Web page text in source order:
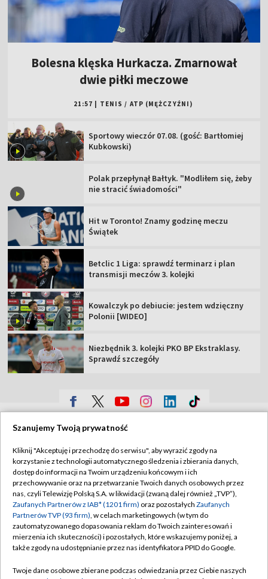
Bolesna klęska Hurkacza. Zmarnował
dwie piłki meczowe
21:57 TENIS / ATP (MĘŻCZYŹNI)
Sportowy wieczór 07.08. (gość: Bartłomiej
Kubkowski)
Polak przepłynął Bałtyk. "Modliłem się, żeby
nie stracić świadomości"
Hit w Toronto! Znamy godzinę meczu
Świątek
Betclic 1 Liga: sprawdź terminarz i plan
transmisji meczów 3. kolejki
Kowalczyk po debiucie: jestem wdzięczny
Polonii [WIDEO]
Niezbędnik 3. kolejki PKO BP Ekstraklasy.
Sprawdź szczegóły
Sklep TVP
Biuro Reklamy
Oferta Handlowa
Telegazeta ogłoszenia
Emisja w TVP
Ogłoszenia przetargowe
Polityka prywatności
Moje zgody
Biuro reklamy
Kontakt
Szanujemy Twoją prywatność
Kliknij "Akceptuję i przechodzę do serwisu", aby wyrazić zgody na
korzystanie z technologii automatycznego śledzenia i zbierania danych,
dostęp do informacji na Twoim urządzeniu końcowym i ich
przechowywanie oraz na przetwarzanie Twoich danych osobowych przez
nas, czyli Telewizję Polską S.A. w likwidacji (zwaną dalej również „TVP”),
Zaufanych Partnerów z IAB* (1201 firm) oraz pozostałych Zaufanych
Partnerów TVP (93 firm), w celach marketingowych (w tym do
zautomatyzowanego dopasowania reklam do Twoich zainteresowań i
mierzenia ich skuteczności) i pozostałych, które wskazujemy poniżej, a
także zgody na udostępnianie przez nas identyfikatora PPID do Google.
Twoje dane osobowe zbierane podczas odwiedzania przez Ciebie naszych